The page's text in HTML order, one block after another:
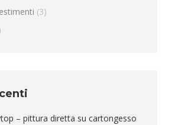
(3)
– pittura diretta su cartongesso